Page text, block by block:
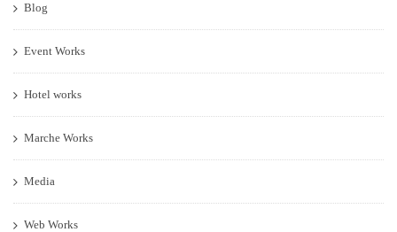
Blog
Event Works
Hotel works
Marche Works
Media
Web Works